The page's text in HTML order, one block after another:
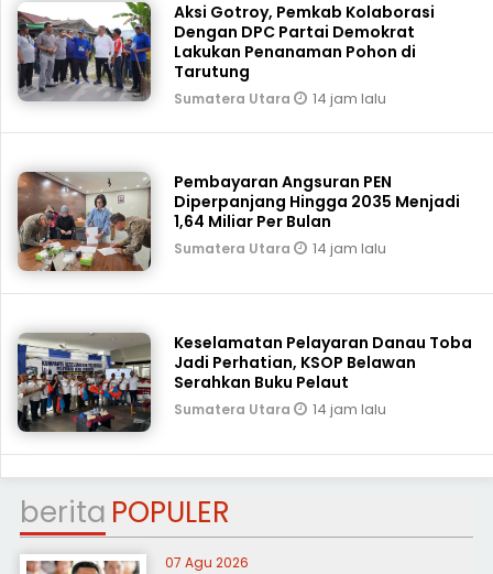
Aksi Gotroy, Pemkab ‎Kolaborasi
Dengan DPC Partai Demokrat
Lakukan Penanaman Pohon di
Tarutung
Sumatera Utara 14 jam lalu
Pembayaran Angsuran PEN
Diperpanjang Hingga 2035 Menjadi
1,64 Miliar Per Bulan
Sumatera Utara 14 jam lalu
Keselamatan Pelayaran Danau Toba
Jadi Perhatian, KSOP Belawan
Serahkan Buku Pelaut
Sumatera Utara 14 jam lalu
berita POPULER
07 Agu 2026